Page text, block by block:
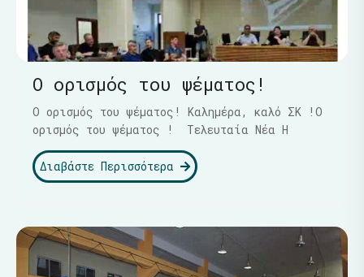
Ο ορισμός του ψέματος!
Ο ορισμός του ψέματος! Καλημέρα, καλό ΣΚ !Ο
ορισμός του ψέματος ! Τελευταία Νέα Η
Διαβάστε Περισσότερα